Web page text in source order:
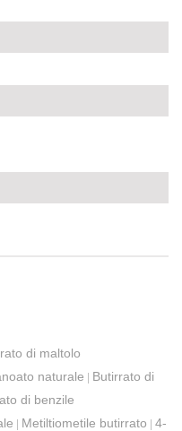
di maltolo
naturale | Butirrato di
di benzile
| Metiltiometile butirrato | 4-